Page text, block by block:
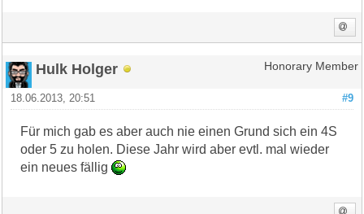
Hulk Holger Honorary Member
#9
18.06.2013, 20:51
Für mich gab es aber auch nie einen Grund sich ein 4S
oder 5 zu holen. Diese Jahr wird aber evtl. mal wieder
ein neues fällig